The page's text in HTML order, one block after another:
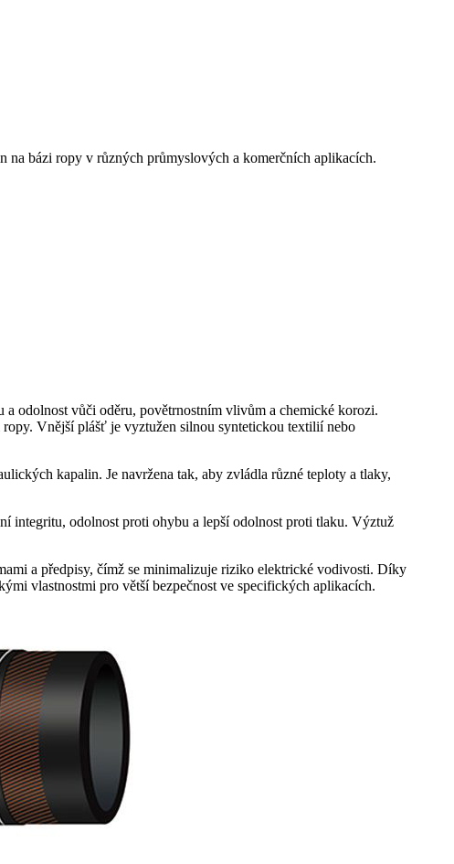
na bázi ropy v různých průmyslových a komerčních aplikacích.
odolnost vůči oděru, povětrnostním vlivům a chemické korozi.
Vnější plášť je vyztužen silnou syntetickou textilií nebo
kapalin. Je navržena tak, aby zvládla různé teploty a tlaky,
integritu, odolnost proti ohybu a lepší odolnost proti tlaku. Výztuž
a předpisy, čímž se minimalizuje riziko elektrické vodivosti. Díky
vlastnostmi pro větší bezpečnost ve specifických aplikacích.